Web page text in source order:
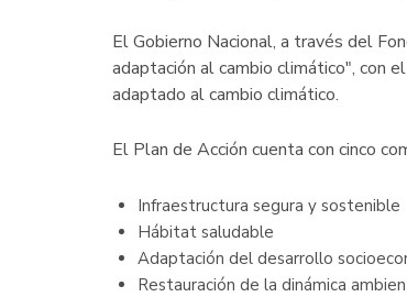
El Gobierno Nacional, a través del
adaptación al cambio climático", con
adaptado al cambio climático.
El Plan de Acción cuenta con cinco
Infraestructura segura y sostenible
Hábitat saludable
Adaptación del desarrollo
Restauración de la dinámica